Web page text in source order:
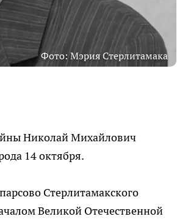
Фото: Мэрия Стерлитамака
Николай Михайлович
14 октября.
Стерлитамакского
Великой Отечественной